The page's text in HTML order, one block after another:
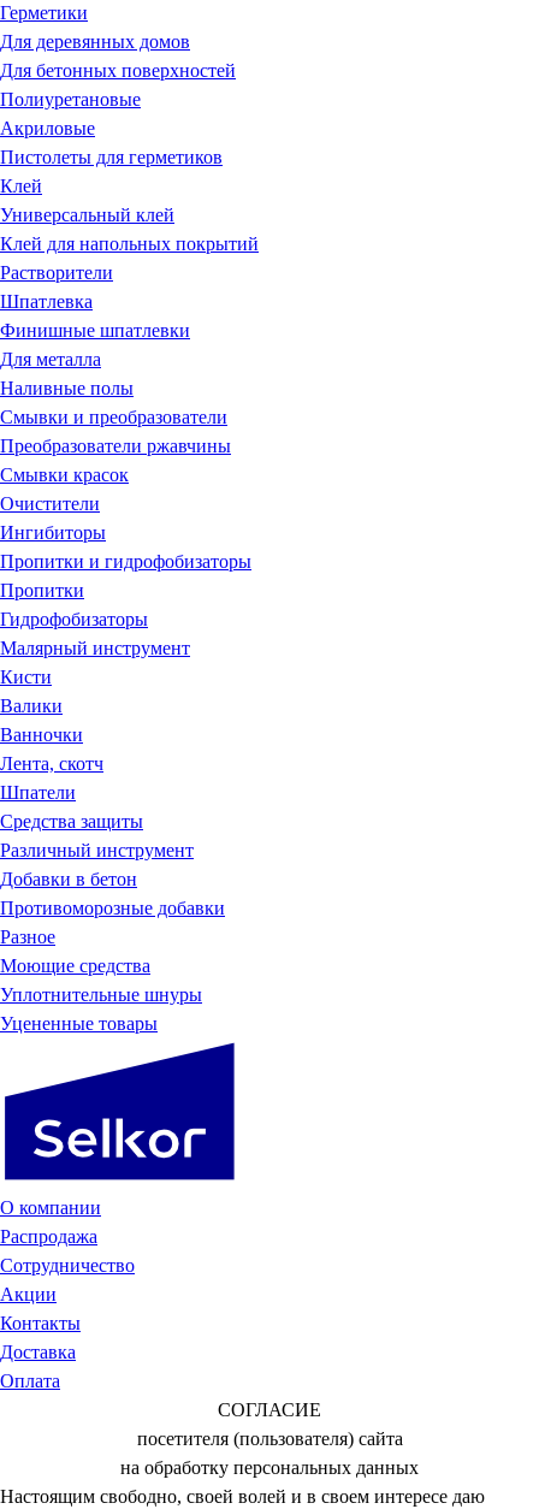
Герметики
Для деревянных домов
Для бетонных поверхностей
Полиуретановые
Акриловые
Пистолеты для герметиков
Клей
Универсальный клей
Клей для напольных покрытий
Растворители
Шпатлевка
Финишные шпатлевки
Для металла
Наливные полы
Смывки и преобразователи
Преобразователи ржавчины
Смывки красок
Очистители
Ингибиторы
Пропитки и гидрофобизаторы
Пропитки
Гидрофобизаторы
Малярный инструмент
Кисти
Валики
Ванночки
Лента, скотч
Шпатели
Средства защиты
Различный инструмент
Добавки в бетон
Противоморозные добавки
Разное
Моющие средства
Уплотнительные шнуры
Уцененные товары
О компании
Распродажа
Сотрудничество
Акции
Контакты
Доставка
Оплата
СОГЛАСИЕ
посетителя (пользователя) сайта
на обработку персональных данных
Настоящим свободно, своей волей и в своем интересе даю